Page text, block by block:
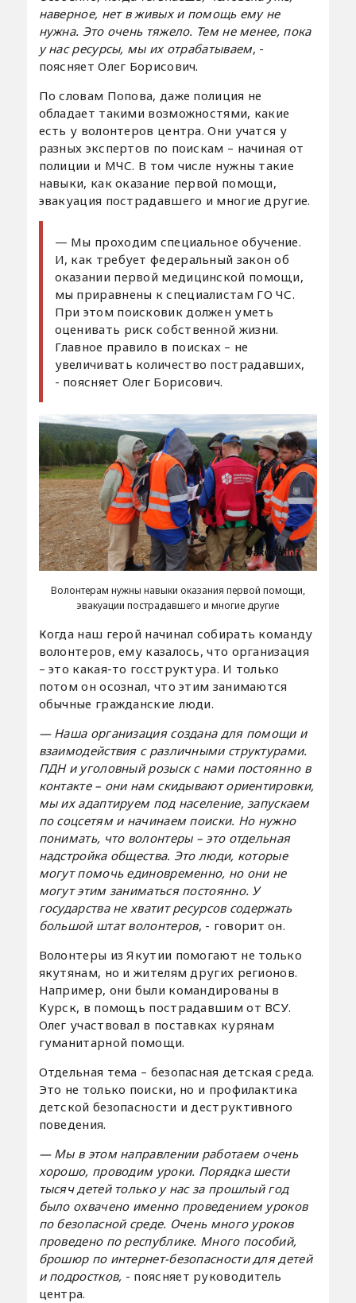
наверное, нет в живых и помощь ему не
нужна. Это очень тяжело. Тем не менее, пока
у нас ресурсы, мы их отрабатываем, -
поясняет Олег Борисович.
По словам Попова, даже полиция не
обладает такими возможностями, какие
есть у волонтеров центра. Они учатся у
разных экспертов по поискам – начиная от
полиции и МЧС. В том числе нужны такие
навыки, как оказание первой помощи,
эвакуация пострадавшего и многие другие.
— Мы проходим специальное обучение.
И, как требует федеральный закон об
оказании первой медицинской помощи,
мы приравнены к специалистам ГО ЧС.
При этом поисковик должен уметь
оценивать риск собственной жизни.
Главное правило в поисках – не
увеличивать количество пострадавших,
- поясняет Олег Борисович.
Волонтерам нужны навыки оказания первой помощи,
эвакуации пострадавшего и многие другие
Когда наш герой начинал собирать команду
волонтеров, ему казалось, что организация
– это какая-то госструктура. И только
потом он осознал, что этим занимаются
обычные гражданские люди.
— Наша организация создана для помощи и
взаимодействия с различными структурами.
ПДН и уголовный розыск с нами постоянно в
контакте – они нам скидывают ориентировки,
мы их адаптируем под население, запускаем
по соцсетям и начинаем поиски. Но нужно
понимать, что волонтеры – это отдельная
надстройка общества. Это люди, которые
могут помочь единовременно, но они не
могут этим заниматься постоянно. У
государства не хватит ресурсов содержать
большой штат волонтеров, - говорит он.
Волонтеры из Якутии помогают не только
якутянам, но и жителям других регионов.
Например, они были командированы в
Курск, в помощь пострадавшим от ВСУ.
Олег участвовал в поставках курянам
гуманитарной помощи.
Отдельная тема – безопасная детская среда.
Это не только поиски, но и профилактика
детской безопасности и деструктивного
поведения.
— Мы в этом направлении работаем очень
хорошо, проводим уроки. Порядка шести
тысяч детей только у нас за прошлый год
было охвачено именно проведением уроков
по безопасной среде. Очень много уроков
проведено по республике. Много пособий,
брошюр по интернет-безопасности для детей
и подростков, - поясняет руководитель
центра.